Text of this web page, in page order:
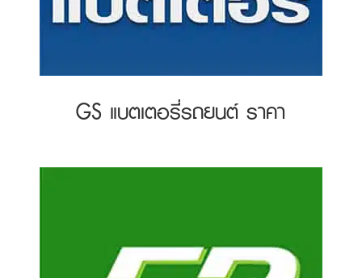
GS แบตเตอรี่รถยนต์ ราคา